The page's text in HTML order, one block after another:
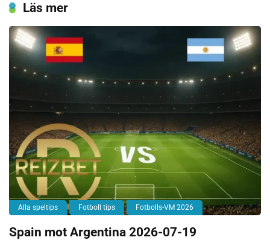
Läs mer
Alla speltips Fotboll tips Fotbolls-VM 2026
Spain mot Argentina 2026-07-19